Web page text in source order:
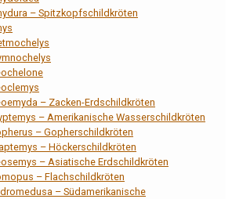
– Spitzkopfschildkröten
– Zacken-Erdschildkröten
– Amerikanische Wasserschildkröten
– Gopherschildkröten
– Höckerschildkröten
– Asiatische Erdschildkröten
– Flachschildkröten
– Südamerikanische